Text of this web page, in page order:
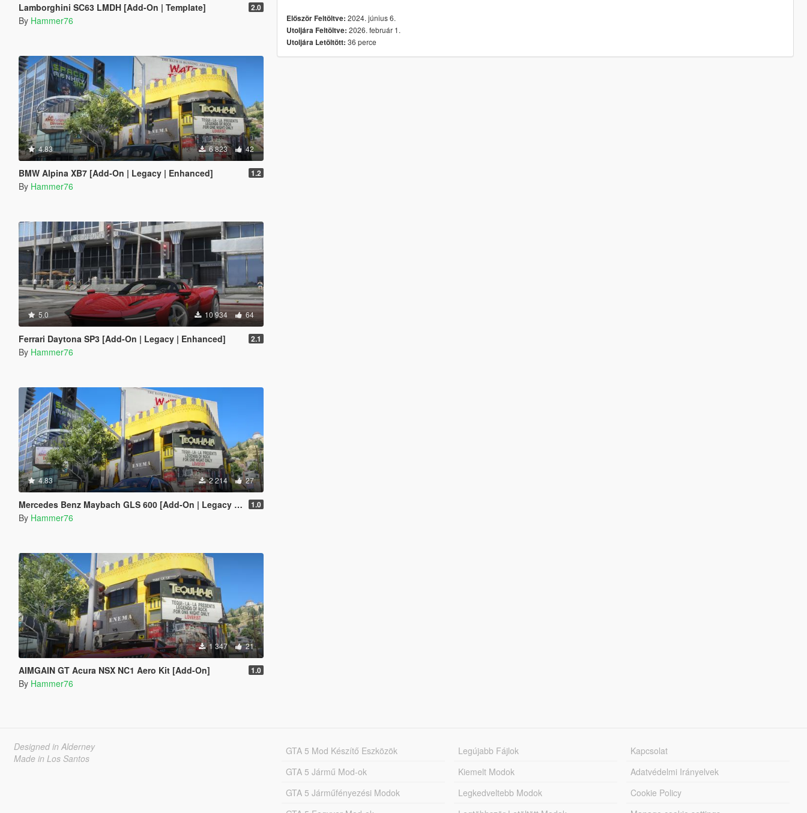
Lamborghini SC63 LMDH [Add-On | Template] 2.0
By Hammer76
4.83 6 823 42
BMW Alpina XB7 [Add-On | Legacy | Enhanced] 1.2
By Hammer76
5.0 10 934 64
Ferrari Daytona SP3 [Add-On | Legacy | Enhanced] 2.1
By Hammer76
4.83 2 214 27
Mercedes Benz Maybach GLS 600 [Add-On | Legacy | Enhanced] 1.0
By Hammer76
1 347 21
AIMGAIN GT Acura NSX NC1 Aero Kit [Add-On] 1.0
By Hammer76
Először Feltöltve: 2024. június 6.
Utoljára Feltöltve: 2026. február 1.
Utoljára Letöltött: 36 perce
Designed in Alderney
Made in Los Santos
GTA 5 Mod Készítő Eszközök
GTA 5 Jármű Mod-ok
GTA 5 Járműfényezési Modok
Legújabb Fájlok
Kiemelt Modok
Legkedveltebb Modok
Kapcsolat
Adatvédelmi Irányelvek
Cookie Policy